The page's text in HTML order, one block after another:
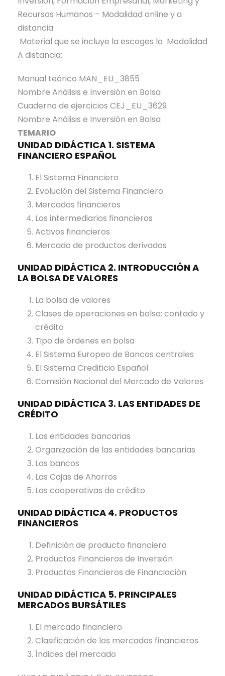
a
o
r
s
b
e
N
g
a
e
s
3
a
a
l
P
r
c
t
i
c
o
d
e
F
r
e
x
-
u
t
o
r
s
o
a
Recursos Humanos – Modalidad online y a
distancia
Material que se incluye la escoges la Modalidad
A distancia:
Manual teórico MAN_EU_3855
Nombre Análisis e Inversión en Bolsa
Cuaderno de ejercicios CEJ_EU_3629
Nombre Análisis e Inversión en Bolsa
TEMARIO
UNIDAD DIDÁCTICA 1. SISTEMA
FINANCIERO ESPAÑOL
El Sistema Financiero
Evolución del Sistema Financiero
Mercados financieros
Los intermediarios financieros
Activos financieros
Mercado de productos derivados
UNIDAD DIDÁCTICA 2. INTRODUCCIÓN A
LA BOLSA DE VALORES
La bolsa de valores
Clases de operaciones en bolsa: contado y
crédito
Tipo de órdenes en bolsa
El Sistema Europeo de Bancos centrales
El Sistema Crediticio Español
Comisión Nacional del Mercado de Valores
UNIDAD DIDÁCTICA 3. LAS ENTIDADES DE
CRÉDITO
Las entidades bancarias
Organización de las entidades bancarias
Los bancos
Las Cajas de Ahorros
Las cooperativas de crédito
UNIDAD DIDÁCTICA 4. PRODUCTOS
FINANCIEROS
Definición de producto financiero
Productos Financieros de Inversión
Productos Financieros de Financiación
UNIDAD DIDÁCTICA 5. PRINCIPALES
MERCADOS BURSÁTILES
El mercado financiero
Clasificación de los mercados financieros
Índices del mercado